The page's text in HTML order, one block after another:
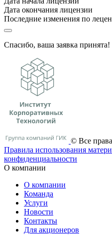
Дата окончания лицензии
Последние изменения по
Спасибо, ваша заявка принята!
© Все
Правила использования
конфиденциальности
О компании
О компании
Команда
Услуги
Новости
Контакты
Для акционеров